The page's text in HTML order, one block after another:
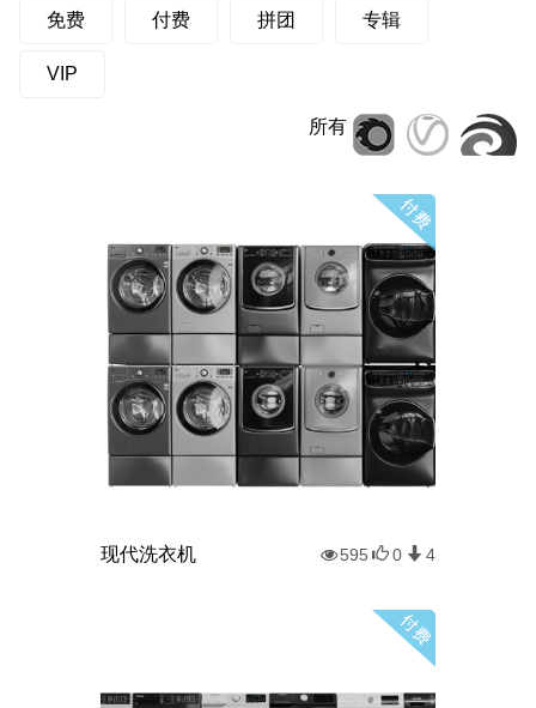
免费 付费 拼团 专辑
VIP
所有
现代洗衣机 595 0 4